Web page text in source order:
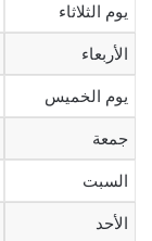
يوم الثلاثاء
الأربعاء
يوم الخميس
جمعة
السبت
الأحد